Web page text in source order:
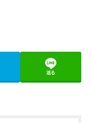
送る